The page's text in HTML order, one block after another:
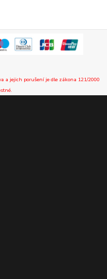
a jejich porušení je dle zákona 121/2000